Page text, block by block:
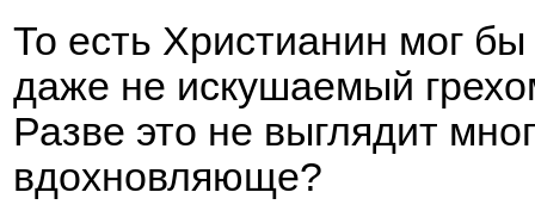
То есть Христианин мог
даже не искушаемый
Разве это не выглядит
вдохновляюще?